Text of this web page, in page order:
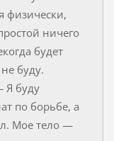
физически,
ничего
будет
буду.
Я буду
по борьбе, а
Мое тело —